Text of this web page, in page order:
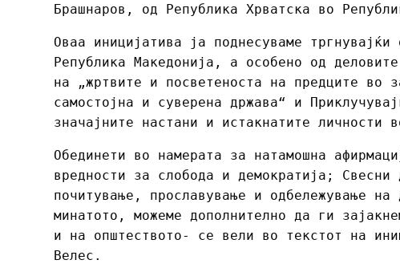
Брашнаров, од Република Хрватска во
Оваа иницијатива ја поднесуваме
Република Македонија, а особено од
на „жртвите и посветеноста на предците во
самостојна и суверена држава“ и
значајните настани и истакнатите личности
Обединети во намерата за натамошна
вредности за слобода и демократија; Свесни
почитување, прославување и одбележување
минатото, можеме дополнително да ги
и на општеството- се вели во текстот на
Велес.